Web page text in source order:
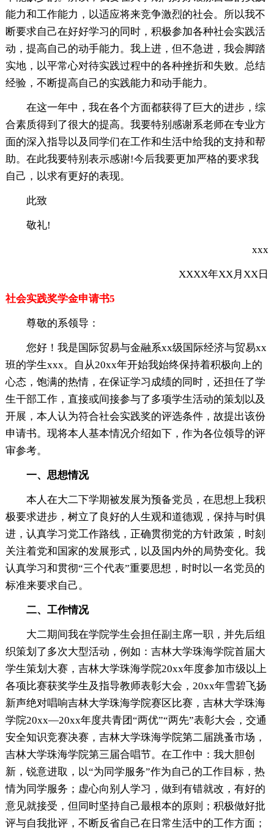
能力和工作能力，以适应将来竞争激烈的社会。所以我不
断要求自己在好好学习的同时，积极参加各种社会实践活
动，提高自己的动手能力。我上进，但不急进，我会脚踏
实地，以平常心对待实践过程中的各种挫折和失败。总结
经验，不断提高自己的实践能力和动手能力。
在这一年中，我在各个方面都获得了巨大的进步，综
合素质得到了很大的提高。我要特别感谢系老师在专业方
面的深入指导以及同学们在工作和生活中给我的支持和帮
助。在此我要特别表示感谢!今后我要更加严格的要求我
自己，以求有更好的表现。
此致
敬礼!
xxx
XXXX年XX月XX日
社会实践奖学金申请书5
尊敬的系领导：
您好！我是国际贸易与金融系xx级国际经济与贸易xx
班的学生xxx。自从20xx年开始我始终保持着积极向上的
心态，饱满的热情，在保证学习成绩的同时，还担任了学
生干部工作，直接或间接参与了多项学生活动的策划以及
开展，本人认为符合社会实践奖的评选条件，故提出该份
申请书。现将本人基本情况介绍如下，作为各位领导的评
审参考。
一、思想情况
本人在大二下学期被发展为预备党员，在思想上我积
极要求进步，树立了良好的人生观和道德观，保持与时俱
进，认真学习党工作路线，正确贯彻党的方针政策，时刻
关注着党和国家的发展形式，以及国内外的局势变化。我
认真学习和贯彻“三个代表”重要思想，时时以一名党员的
标准来要求自己。
二、工作情况
大二期间我在学院学生会担任副主席一职，并先后组
织策划了多次大型活动，例如：吉林大学珠海学院首届大
学生策划大赛，吉林大学珠海学院20xx年度参加市级以上
各项比赛获奖学生及指导教师表彰大会，20xx年雪碧飞扬
新声绝对唱响吉林大学珠海学院赛区比赛，吉林大学珠海
学院20xx—20xx年度共青团“两优”“两先”表彰大会，交通
安全知识竞赛决赛，吉林大学珠海学院第二届跳蚤市场，
吉林大学珠海学院第三届合唱节。在工作中：我大胆创
新，锐意进取，以“为同学服务”作为自己的工作目标，热
情为同学服务；虚心向别人学习，做到有错就改，有好的
意见就接受，但同时坚持自己最根本的原则；积极做好批
评与自我批评，不断反省自己在日常生活中的工作方面；